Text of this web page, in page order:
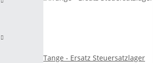
Tange - Ersatz Steuersatzlager